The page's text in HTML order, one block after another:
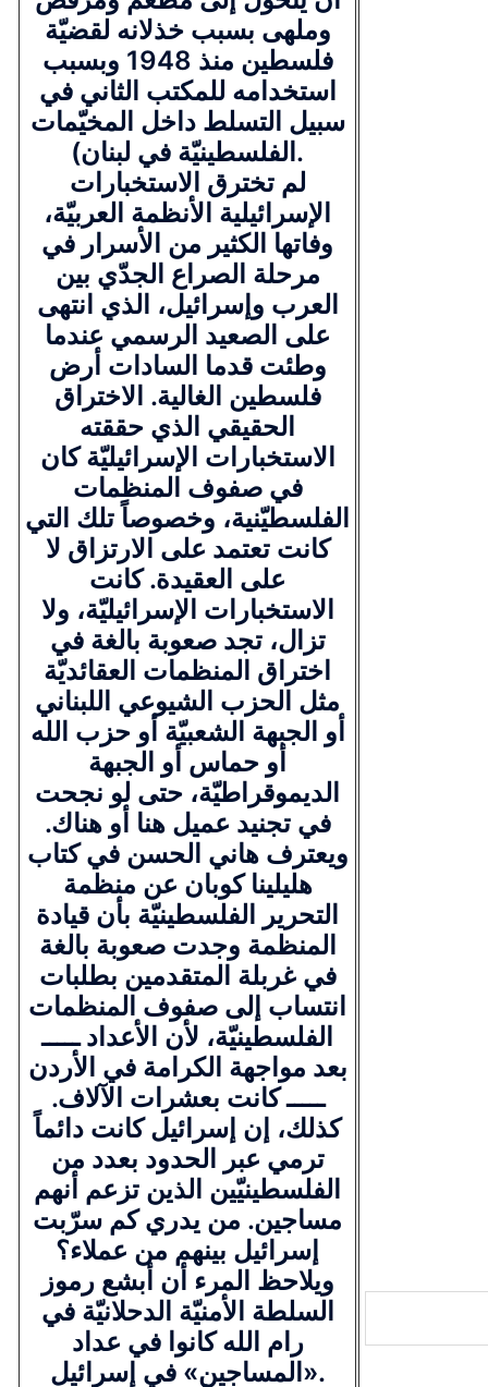
وملهى بسبب خذلانه لقضيّة
فلسطين منذ 1948 وبسبب
استخدامه للمكتب الثاني في
سبيل التسلط داخل المخيّمات
الفلسطينيّة في لبنان).
لم تخترق الاستخبارات
الإسرائيلية الأنظمة العربيّة،
وفاتها الكثير من الأسرار في
مرحلة الصراع الجدّي بين
العرب وإسرائيل، الذي انتهى
على الصعيد الرسمي عندما
وطئت قدما السادات أرض
فلسطين الغالية. الاختراق
الحقيقي الذي حققته
الاستخبارات الإسرائيليّة كان
في صفوف المنظمات
الفلسطيّنية، وخصوصاً تلك التي
كانت تعتمد على الارتزاق لا
على العقيدة. كانت
الاستخبارات الإسرائيليّة، ولا
تزال، تجد صعوبة بالغة في
اختراق المنظمات العقائديّة
مثل الحزب الشيوعي اللبناني
أو الجبهة الشعبيّة أو حزب الله
أو حماس أو الجبهة
الديموقراطيّة، حتى لو نجحت
في تجنيد عميل هنا أو هناك.
ويعترف هاني الحسن في كتاب
هليلينا كوبان عن منظمة
التحرير الفلسطينيّة بأن قيادة
المنظمة وجدت صعوبة بالغة
في غربلة المتقدمين بطلبات
انتساب إلى صفوف المنظمات
الفلسطينيّة، لأن الأعداد ـــــ
بعد مواجهة الكرامة في الأردن
ـــــ كانت بعشرات الآلاف.
كذلك، إن إسرائيل كانت دائماً
ترمي عبر الحدود بعدد من
الفلسطينيّين الذين تزعم أنهم
مساجين. من يدري كم سرّبت
إسرائيل بينهم من عملاء؟
ويلاحظ المرء أن أبشع رموز
السلطة الأمنيّة الدحلانيّة في
رام الله كانوا في عداد
«المساجين» في إسرائيل.